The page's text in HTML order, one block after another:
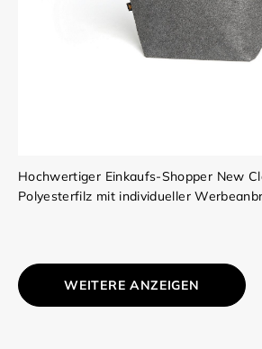
Hochwertiger Einkaufs-Shopper New
Polyesterfilz mit individueller
WEITERE ANZEIGEN